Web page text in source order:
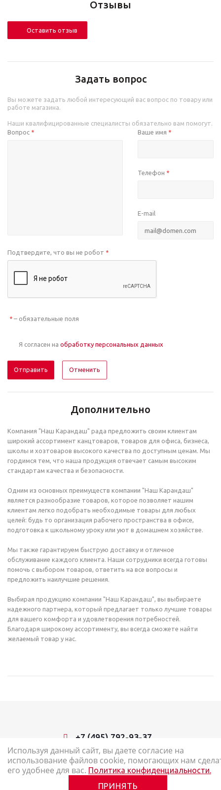
Отзывы
Оставить отзыв
Задать вопрос
Вы можете задать любой интересующий вас вопрос по товару или
работе магазина.
Наши квалифицированные специалисты обязательно вам помогут.
Вопрос * Ваше имя *
Телефон *
E-mail
Подтвердите, что вы не робот *
* – обязательные поля
Я согласен на обработку персональных данных
Отменить
Дополнительно
Компания "Наш Карандаш" рада предложить своим клиентам
широкий ассортимент канцтоваров, товаров для офиса, бизнеса,
школы и хозтоваров высокого качества по доступным ценам. Мы
гордимся тем, что наша продукция отвечает самым высоким
стандартам качества и безопасности.
Одним из основных преимуществ компании "Наш Карандаш"
является разнообразие товаров, которое позволяет нашим
клиентам легко подобрать необходимые товары для любых
целей: будь то организация рабочего пространства в офисе,
подготовка к школьному уроку или уют в домашнем хозяйстве.
Мы также гарантируем быструю доставку и отличное
обслуживание каждого клиента. Наши сотрудники всегда готовы
помочь с выбором товаров, ответить на все вопросы и
предложить наилучшие решения.
Выбирая продукцию компании "Наш Карандаш", вы выбираете
надежного партнера, который предлагает только лучшие товары
для вашего комфорта и удовлетворения потребностей.
Благодаря широкому ассортименту, вы всегда сможете найти
желаемый товар у нас.
+7 (495) 792-93-37
2026 © Наш Карандаш: интернет-магазин канцелярских товаров
Карта сайта
Используя данный сайт, вы даете согласие на
использование файлов cookie, помогающих нам
его удобнее для вас. Политика конфиденциальности.
ПРИНЯТЬ